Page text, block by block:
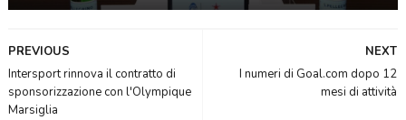
NEXT
I numeri di Goal.com dopo 12
mesi di attività
PREVIOUS
Intersport rinnova il contratto di
sponsorizzazione con l'Olympique
Marsiglia